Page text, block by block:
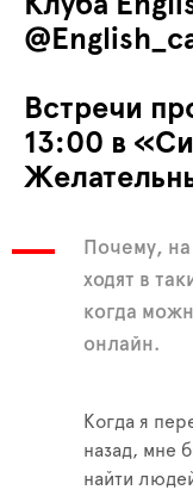
Встречи
13:00 в
Почему,
ходят в
когда
онлайн.
Когда я
назад, мне
найти